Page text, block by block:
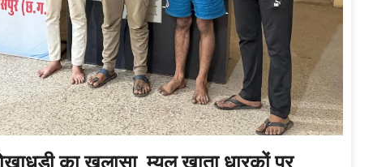
का खुलासा ,म्यूल खाता धारकों पर